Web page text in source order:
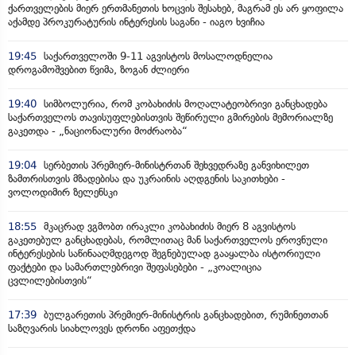
ქართველების მიერ ერთმანეთის ხოცვის შესახებ, მაგრამ ეს არ ყოფილა
აქამდე პროკურატურის ინტერესის საგანი - იაგო ხვიჩია
19:45 საქართველოში 9-11 აგვისტოს მოსალოდნელია
დროგამოშვებით წვიმა, ზოგან ძლიერი
19:40 სიმბოლურია, რომ კობახიძის მოღალატეობრივი განცხადება
საქართველოს თავისუფლებისთვის შეწირული გმირების მემორიალზე
გაკეთდა - „ნაციონალური მოძრაობა“
19:04 სერბეთის პრემიერ-მინისტრთან შეხვედრაზე განვიხილეთ
ზამთრისთვის მზადებისა და უკრაინის აღდგენის საკითხები -
ვოლოდიმირ ზელენსკი
18:55 მკაცრად ვგმობთ ირაკლი კობახიძის მიერ 8 აგვისტოს
გაკეთებულ განცხადებას, რომლითაც მან საქართველოს ეროვნული
ინტერესების საწინააღმდეგოდ შეგნებულად გააყალბა ისტორიული
ფაქტები და სამართლებრივი შეფასებები - „კოალიცია
ცვლილებისთვის“
17:39 ბულგარეთის პრემიერ-მინისტრის განცხადებით, რუმინეთთან
საზღვარის სიახლოვეს დრონი აფეთქდა